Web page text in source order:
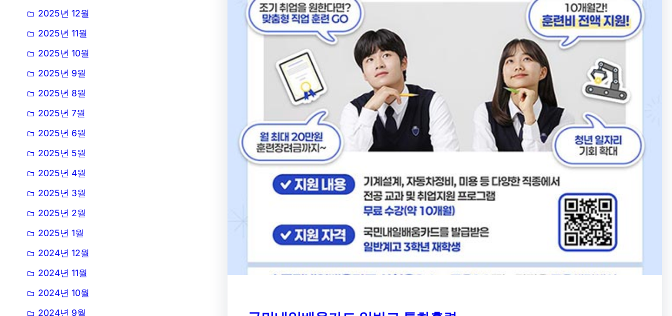
2025년 12월
2025년 11월
2025년 10월
2025년 9월
2025년 8월
2025년 7월
2025년 6월
2025년 5월
2025년 4월
2025년 3월
2025년 2월
2025년 1월
2024년 12월
2024년 11월
2024년 10월
2024년 9월